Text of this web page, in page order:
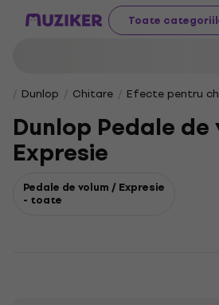
Toate
Dunlop Chitare Efecte pentru
Dunlop Pedale de
Expresie
Pedale de volum / Expresie
- toate